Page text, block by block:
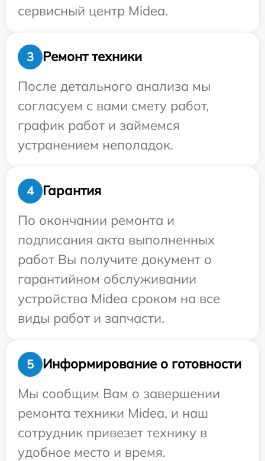
сервисный центр Midea.
3
Ремонт техники
После детального анализа мы
согласуем с вами смету работ,
график работ и займемся
устранением неполадок.
4
Гарантия
По окончании ремонта и
подписания акта выполненных
работ Вы получите документ о
гарантийном обслуживании
устройства Midea сроком на все
виды работ и запчасти.
5
Информирование о готовности
Мы сообщим Вам о завершении
ремонта техники Midea, и наш
сотрудник привезет технику в
удобное место и время.